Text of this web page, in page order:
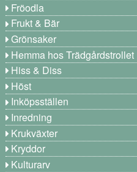
Fröodla
Frukt & Bär
Grönsaker
Hemma hos Trädgårdstrollet
Hiss & Diss
Höst
Inköpsställen
Inredning
Krukväxter
Kryddor
Kulturarv